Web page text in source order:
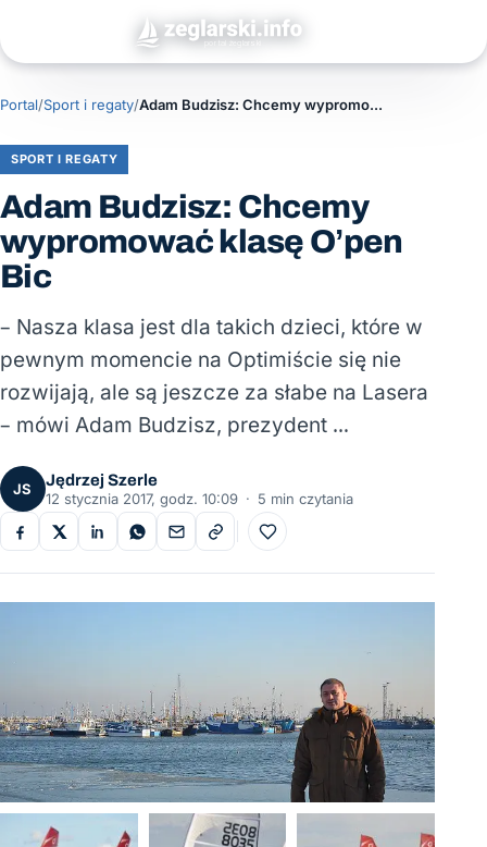
Portal/Sport i regaty/ Adam Budzisz: Chcemy wypromować klasę O’pen Bic
SPORT I REGATY
Adam Budzisz: Chcemy
wypromować klasę O’pen
Bic
– Nasza klasa jest dla takich dzieci, które w
pewnym momencie na Optimiście się nie
rozwijają, ale są jeszcze za słabe na Lasera
– mówi Adam Budzisz, prezydent …
JS
Jędrzej Szerle
12 stycznia 2017, godz. 10:09 · 5 min czytania
Do ulubionych